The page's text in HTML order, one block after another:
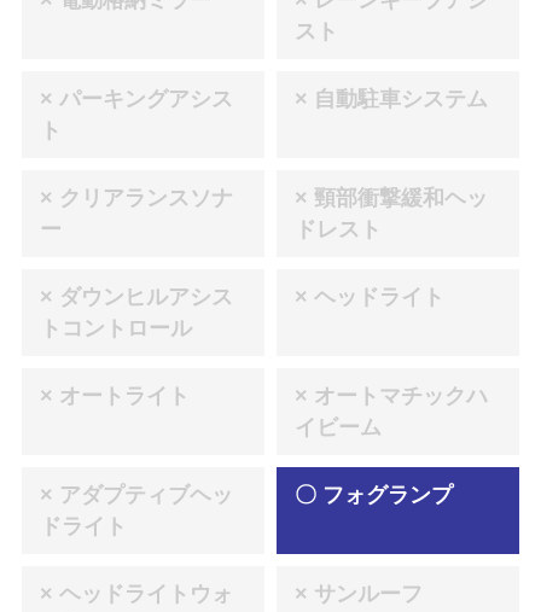
スト
× パーキングアシス
ト
× 自動駐車システム
× クリアランスソナ
ー
× 頸部衝撃緩和ヘッ
ドレスト
× ダウンヒルアシス
トコントロール
× ヘッドライト
× オートライト
× オートマチックハ
イビーム
× アダプティブヘッ
ドライト
〇 フォグランプ
× ヘッドライトウォ
× サンルーフ